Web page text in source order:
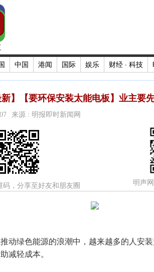
中国 港闻 国际 娱乐 财经 · 科技
新】【要环保安装太能电板】业主要
来源 : 明报即时新闻网
码，分享至好友和朋友圈 明声
推动绿色能源的浪潮中，越来越多的人安
减轻成本。